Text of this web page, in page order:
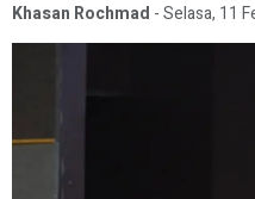
Khasan Rochmad -Selasa, 11